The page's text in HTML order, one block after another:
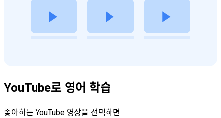
YouTube로 영어 학습
좋아하는 YouTube 영상을 선택하면